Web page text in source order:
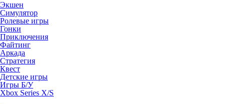
Экшен
Симулятор
Ролевые игры
Гонки
Приключения
Файтинг
Аркада
Стратегия
Квест
Детские игры
Игры Б/У
Xbox Series X/S